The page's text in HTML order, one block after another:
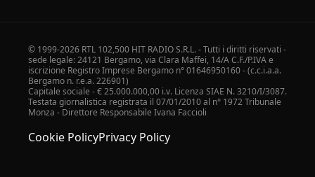
© 1999-2026 RTL 102,500 HIT RADIO S.R.L. - Tutti i diritti riservati -
sede legale: 24121 Bergamo, via Clara Maffei, 14/A C.F./P.IVA e
iscrizione Registro Imprese Bergamo n° 01646950160 - (c.c.i.a.a.
Bergamo n. r.e.a. 226901)
Capitale sociale - € 25.000.000,00 i.v. Licenza SIAE N. 3210/I/3087.
Testata giornalistica registrata il 07/01/2010 al n° 1972 Tribunale
Monza - Direttore Responsabile Ivana Faccioli
Cookie PolicyPrivacy Policy